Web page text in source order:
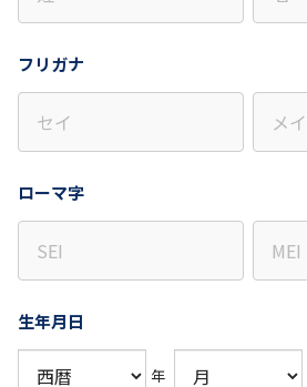
フリガナ
ローマ字
生年月日
年